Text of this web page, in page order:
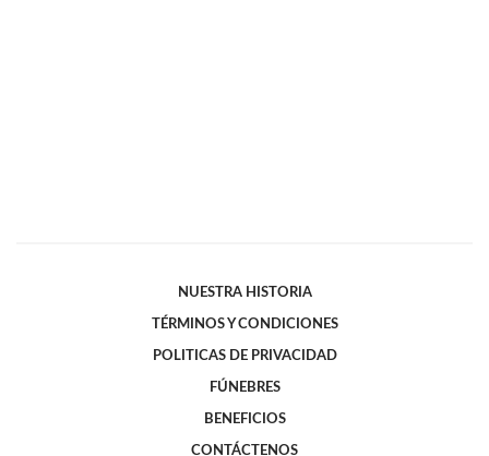
NUESTRA HISTORIA
TÉRMINOS Y CONDICIONES
POLITICAS DE PRIVACIDAD
FÚNEBRES
BENEFICIOS
CONTÁCTENOS